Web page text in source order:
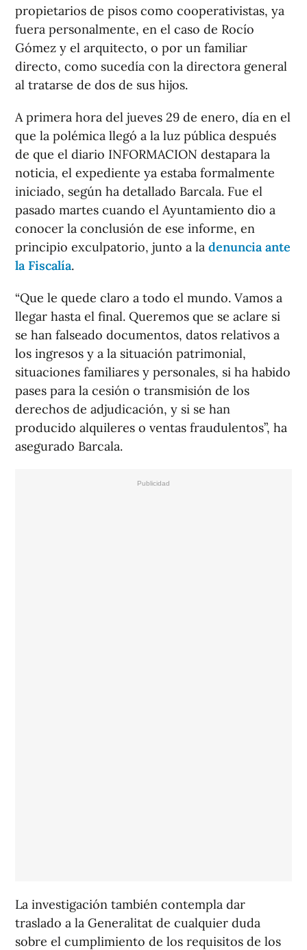
propietarios de pisos como cooperativistas, ya
fuera personalmente, en el caso de Rocío
Gómez y el arquitecto, o por un familiar
directo, como sucedía con la directora general
al tratarse de dos de sus hijos.
A primera hora del jueves 29 de enero, día en el
que la polémica llegó a la luz pública después
de que el diario INFORMACION destapara la
noticia, el expediente ya estaba formalmente
iniciado, según ha detallado Barcala. Fue el
pasado martes cuando el Ayuntamiento dio a
conocer la conclusión de ese informe, en
principio exculpatorio, junto a la denuncia ante
la Fiscalía.
“Que le quede claro a todo el mundo. Vamos a
llegar hasta el final. Queremos que se aclare si
se han falseado documentos, datos relativos a
los ingresos y a la situación patrimonial,
situaciones familiares y personales, si ha habido
pases para la cesión o transmisión de los
derechos de adjudicación, y si se han
producido alquileres o ventas fraudulentos”, ha
asegurado Barcala.
La investigación también contempla dar
traslado a la Generalitat de cualquier duda
sobre el cumplimiento de los requisitos de los